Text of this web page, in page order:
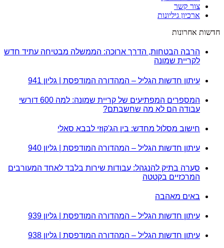
צור קשר
ארכיון גיליונות
חדשות אחרונות
הרבה הבטחות, הדרך ארוכה: הממשלה מבטיחה עתיד חדש
לקריית שמונה
עיתון חדשות הגליל – המהדורה המודפסת | גליון 941
המספרים המפתיעים של קריית שמונה: למה 600 דורשי
עבודה הם לא מה שחשבתם?
חישוב מסלול מחדש: בין הג'קוזי לבבא סאלי
עיתון חדשות הגליל – המהדורה המודפסת | גליון 940
סערה בתיק להנגהל: עבודות שירות בלבד לאחד המעורבים
המרכזיים בקטטה
באים מאהבה
עיתון חדשות הגליל – המהדורה המודפסת | גליון 939
עיתון חדשות הגליל – המהדורה המודפסת | גליון 938